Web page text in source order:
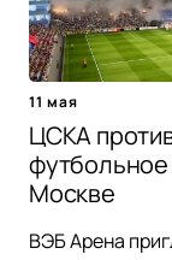
11 мая
ЦСКА
футбольное
Москве
ВЭБ Арена